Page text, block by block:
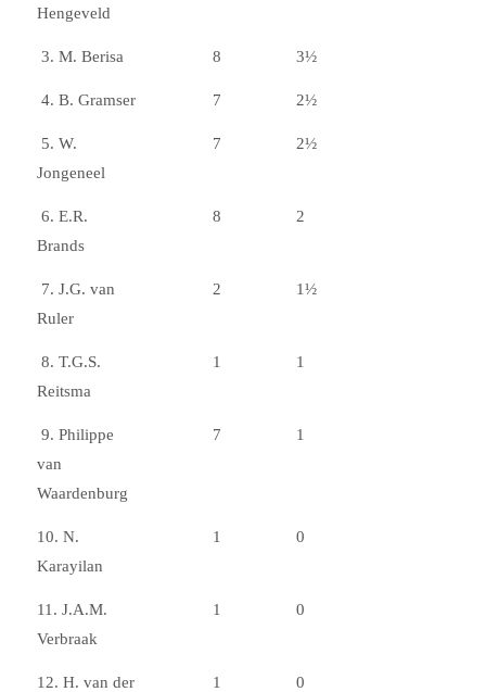
Hengeveld
3. M. Berisa 8 3½
4. B. Gramser 7 2½
5. W.
Jongeneel
7 2½
6. E.R.
Brands
8 2
7. J.G. van
Ruler
2 1½
8. T.G.S.
Reitsma
1 1
9. Philippe
van
Waardenburg
7 1
10. N.
Karayilan
1 0
11. J.A.M.
Verbraak
1 0
12. H. van der
1 0